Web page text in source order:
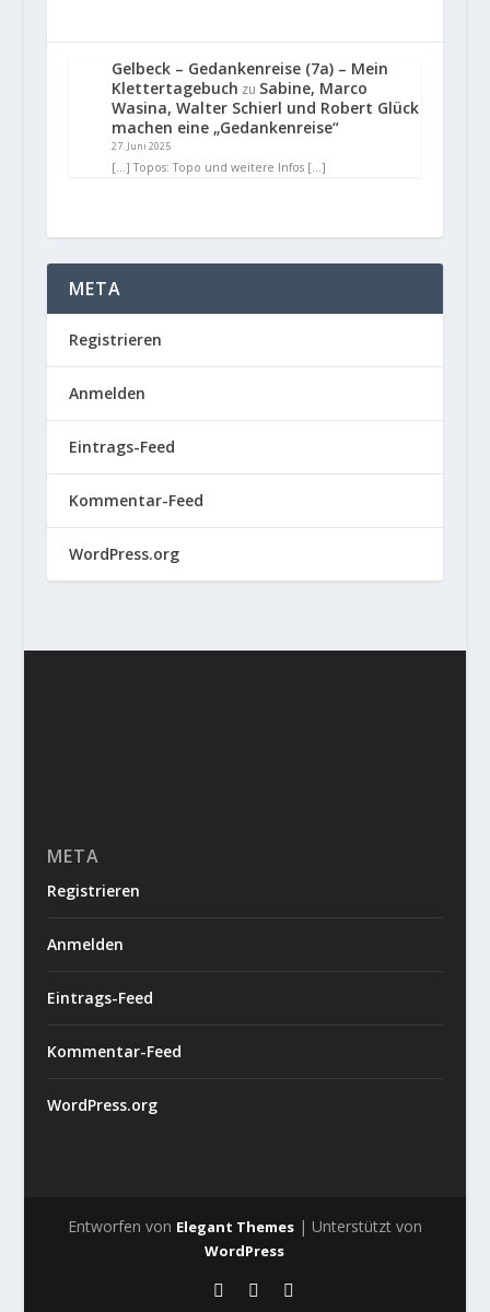
Gelbeck – Gedankenreise (7a) – Mein
Klettertagebuch zu Sabine, Marco
Wasina, Walter Schierl und Robert Glück
machen eine „Gedankenreise“
27. Juni 2025
[…] Topos: Topo und weitere Infos […]
META
Registrieren
Anmelden
Eintrags-Feed
Kommentar-Feed
WordPress.org
META
Registrieren
Anmelden
Eintrags-Feed
Kommentar-Feed
WordPress.org
Entworfen von Elegant Themes| Unterstützt von
WordPress